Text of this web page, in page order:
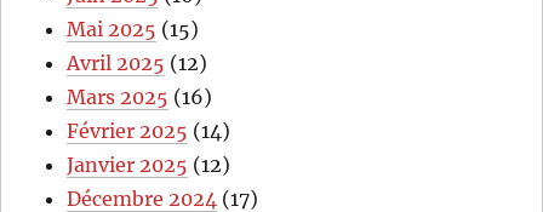
Mai 2025 (15)
Avril 2025 (12)
Mars 2025 (16)
Février 2025 (14)
Janvier 2025 (12)
Décembre 2024 (17)